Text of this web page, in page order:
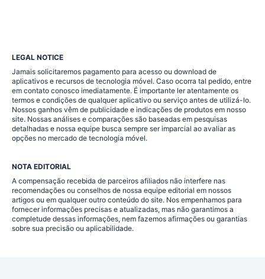
LEGAL NOTICE
Jamais solicitaremos pagamento para acesso ou download de
aplicativos e recursos de tecnologia móvel. Caso ocorra tal pedido, entre
em contato conosco imediatamente. É importante ler atentamente os
termos e condições de qualquer aplicativo ou serviço antes de utilizá-lo.
Nossos ganhos vêm de publicidade e indicações de produtos em nosso
site. Nossas análises e comparações são baseadas em pesquisas
detalhadas e nossa equipe busca sempre ser imparcial ao avaliar as
opções no mercado de tecnologia móvel.
NOTA EDITORIAL
A compensação recebida de parceiros afiliados não interfere nas
recomendações ou conselhos de nossa equipe editorial em nossos
artigos ou em qualquer outro conteúdo do site. Nos empenhamos para
fornecer informações precisas e atualizadas, mas não garantimos a
completude dessas informações, nem fazemos afirmações ou garantias
sobre sua precisão ou aplicabilidade.